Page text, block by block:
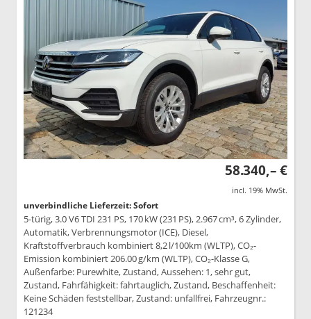
58.340,– €
incl. 19% MwSt.
unverbindliche Lieferzeit: Sofort
5-türig, 3.0 V6 TDI 231 PS, 170 kW (231 PS), 2.967 cm³, 6 Zylinder,
Automatik, Verbrennungsmotor (ICE), Diesel,
Kraftstoffverbrauch kombiniert 8,2 l/100km (WLTP), CO₂-
Emission kombiniert 206.00 g/km (WLTP), CO₂-Klasse G,
Außenfarbe: Purewhite, Zustand, Aussehen: 1, sehr gut,
Zustand, Fahrfähigkeit: fahrtauglich, Zustand, Beschaffenheit:
Keine Schäden feststellbar, Zustand: unfallfrei, Fahrzeugnr.:
121234